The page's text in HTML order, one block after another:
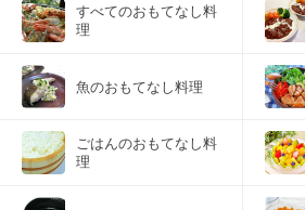
すべてのおもてなし料
理
魚のおもてなし料理
ごはんのおもてなし料
理